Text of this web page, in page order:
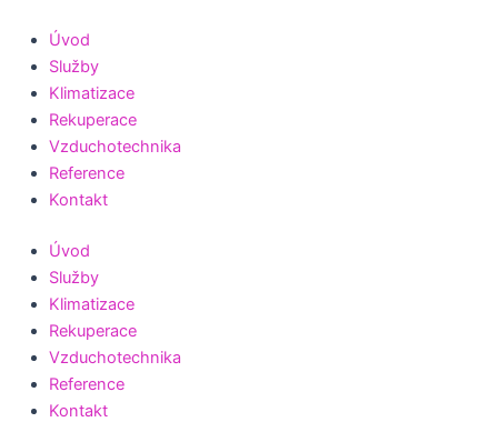
obsah
Úvod
Služby
Klimatizace
Rekuperace
Vzduchotechnika
Reference
Kontakt
Úvod
Služby
Klimatizace
Rekuperace
Vzduchotechnika
Reference
Kontakt